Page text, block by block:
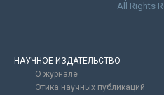
All Rights
НАУЧНОЕ ИЗДАТЕЛЬСТВО
О журнале
Этика научных публикаций